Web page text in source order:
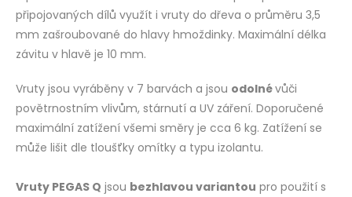
připojovaných dílů využít i vruty do dřeva o průměru 3,5
mm zašroubované do hlavy hmoždinky. Maximální délka
závitu v hlavě je 10 mm.
Vruty jsou vyráběny v 7 barvách a jsou odolnévůči
povětrnostním vlivům, stárnutí a UV záření. Doporučené
maximální zatížení všemi směry je cca 6 kg. Zatížení se
může lišit dle tloušťky omítky a typu izolantu.
Vruty PEGAS Q jsou bezhlavou variantou pro použití s